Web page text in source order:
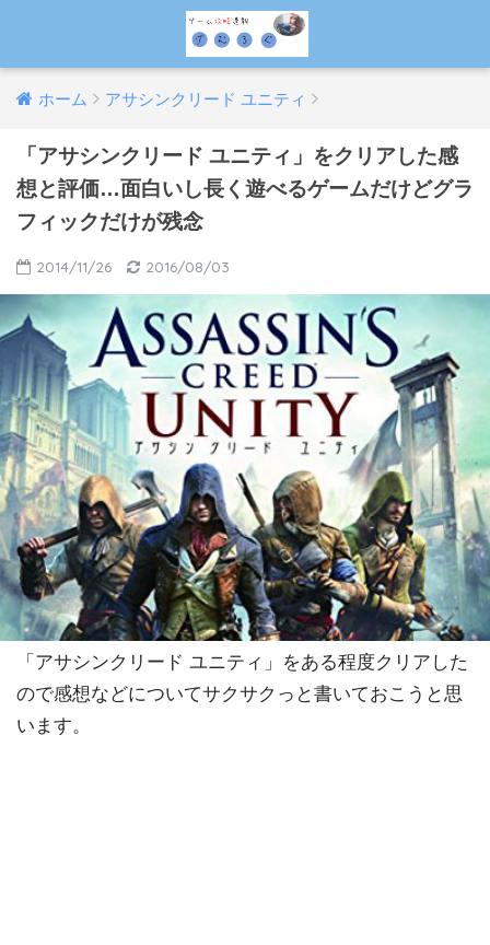
ホーム アサシンクリード ユニティ
「アサシンクリード ユニティ」をクリアした感
想と評価…面白いし長く遊べるゲームだけどグラ
フィックだけが残念
2014/11/26 2016/08/03
「アサシンクリード ユニティ」をある程度クリアした
ので感想などについてサクサクっと書いておこうと思
います。